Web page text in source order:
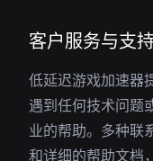
客户服务与支
低延迟游戏加速器
遇到任何技术问题
业的帮助。多种联
和详细的帮助文档